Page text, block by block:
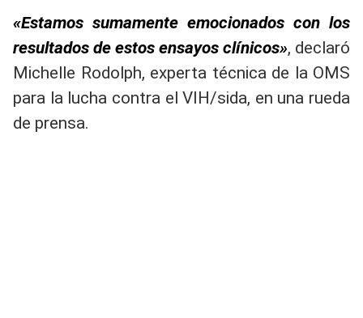
«Estamos sumamente emocionados con los
resultados de estos ensayos clínicos», declaró
Michelle Rodolph, experta técnica de la OMS
para la lucha contra el VIH/sida, en una rueda
de prensa.